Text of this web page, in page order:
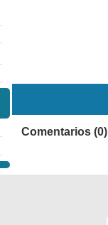
Comentarios (0)